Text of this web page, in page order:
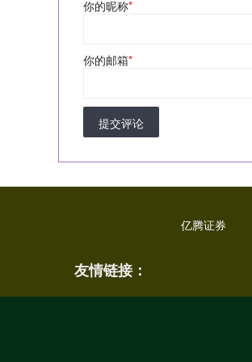
你的昵称*
你的邮箱*
提交评论
亿腾证券
友情链接：